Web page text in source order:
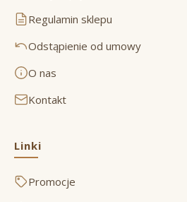
Regulamin sklepu
Odstąpienie od umowy
O nas
Kontakt
Linki
Promocje